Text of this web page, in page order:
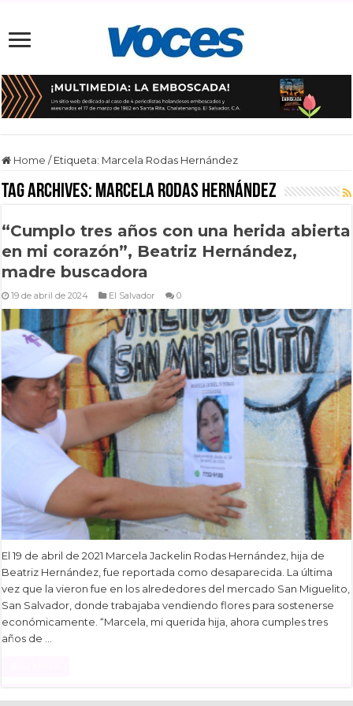
Home / Etiqueta: Marcela Rodas Hernández
Tag Archives: Marcela Rodas Hernández
“Cumplo tres años con una herida abierta
en mi corazón”, Beatriz Hernández,
madre buscadora
19 de abril de 2024 El Salvador 0
El 19 de abril de 2021 Marcela Jackelin Rodas Hernández, hija de
Beatriz Hernández, fue reportada como desaparecida. La última
vez que la vieron fue en los alrededores del mercado San Miguelito,
San Salvador, donde trabajaba vendiendo flores para sostenerse
económicamente. “Marcela, mi querida hija, ahora cumples tres
años de …